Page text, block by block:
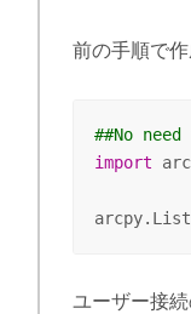
前の手順で
##No
import
ユーザー接続